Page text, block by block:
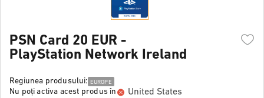
PSN Card 20 EUR -
PlayStation Network Ireland
Regiunea produsului: EUROPE
Nu poți activa acest produs în United States